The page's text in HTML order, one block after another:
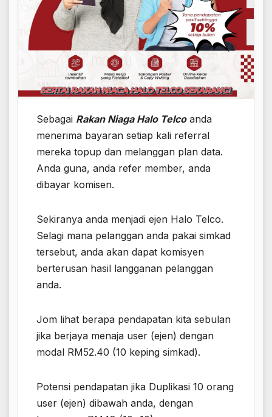
Sebagai Rakan Niaga Halo Telcoanda
menerima bayaran setiap kali referral
mereka topup dan melanggan plan data.
Anda guna, anda refer member, anda
dibayar komisen.
Sekiranya anda menjadi ejen Halo Telco.
Selagi mana pelanggan anda pakai simkad
tersebut, anda akan dapat komisyen
berterusan hasil langganan pelanggan
anda.
Jom lihat berapa pendapatan kita sebulan
jika berjaya menaja user (ejen) dengan
modal RM52.40 (10 keping simkad).
Potensi pendapatan jika Duplikasi 10 orang
user (ejen) dibawah anda, dengan